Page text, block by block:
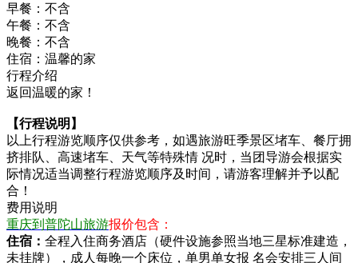
早餐： 不含
午餐： 不含
晚餐： 不含
住宿： 温馨的家
行程介绍
返回温暖的家！
【行程说明】
以上行程游览顺序仅供参考，如遇旅游旺季景区堵车、餐厅拥
挤排队、高速堵车、天气等特殊情 况时，当团导游会根据实
际情况适当调整行程游览顺序及时间，请游客理解并予以配
合！
费用说明
重庆到普陀山旅游报价包含：
住宿： 全程入住商务酒店（硬件设施参照当地三星标准建造，
未挂牌），成人每晚一个床位，单男单女报 名会安排三人间